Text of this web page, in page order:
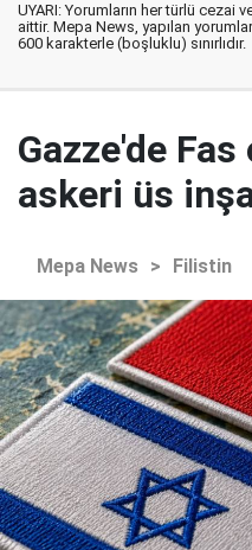
UYARI: Yorumların her türlü cezai
aittir. Mepa News, yapılan
600 karakterle (boşluklu) sınırlıdır.
Gazze'de
askeri üs
Mepa News > Filistin